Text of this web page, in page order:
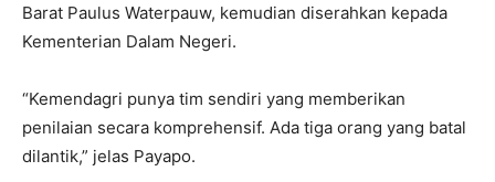
Barat Paulus Waterpauw, kemudian diserahkan kepada
Kementerian Dalam Negeri.
“Kemendagri punya tim sendiri yang memberikan
penilaian secara komprehensif. Ada tiga orang yang batal
dilantik,” jelas Payapo.